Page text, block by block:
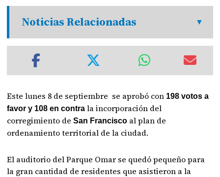
Noticias Relacionadas
Este lunes 8 de septiembre se aprobó con 198 votos a
favor y 108 en contra la incorporación del
corregimiento deSan Francisco al plan de
ordenamiento territorial de la ciudad.
El auditorio del Parque Omar se quedó pequeño para
la gran cantidad de residentes que asistieron a la